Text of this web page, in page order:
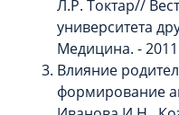
Л.Р. Токтар//
университета
Медицина. -
Влияние
формирование